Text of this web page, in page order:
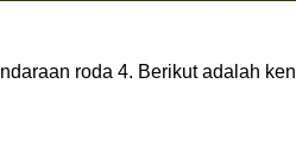
roda 4. Berikut adalah